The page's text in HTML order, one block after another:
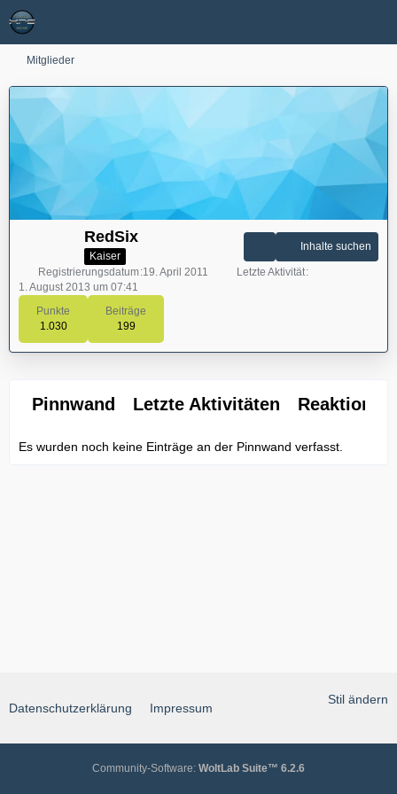
Mitglieder
RedSix
Kaiser
Punkte
1.030
Beiträge
199
Inhalte suchen
Registrierungsdatum 19. April 2011
Letzte Aktivität
1. August 2013 um 07:41
Pinnwand Letzte Aktivitäten Reaktionen
Es wurden noch keine Einträge an der Pinnwand verfasst.
Stil ändern
Datenschutzerklärung Impressum
Community-Software: WoltLab Suite™ 6.2.6